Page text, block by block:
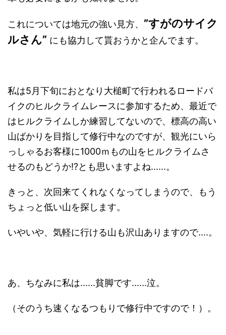
これについては地元の強い見方、 ”すがのサイク
ルさん” にも協力して貰おうかと企んでます。
私は5月下旬におとなり大槌町で行われるロードバ
イクのヒルクライムレースに参加するため、最近で
はヒルクライムしか練習してないので、標高の高い
山ばかりを目指して修行中なのですが、観光にいら
っしゃるお客様に1000ｍもの山をヒルクライムさ
せるのもどうか!?とも思いますよね......。
きっと、次回来てくれなくなってしまうので、もう
ちょっと低い山を探します。
いやいや、気軽に行ける山も沢山ありますので....。
あ、ちなみに私は......貧脚です......泣。
（そのうち速くなるつもりで修行中ですので！）。